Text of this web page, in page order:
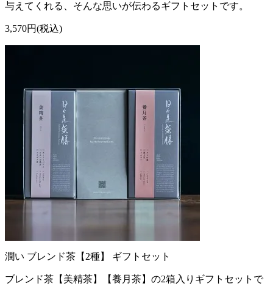
与えてくれる、そんな思いが伝わるギフトセットです。
3,570円(税込)
潤い ブレンド茶【2種】 ギフトセット
ブレンド茶【美精茶】【養月茶】の2箱入りギフトセットで